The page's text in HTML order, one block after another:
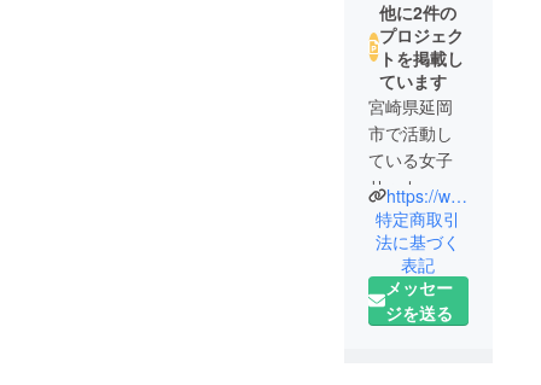
他に2件の
プロジェク
トを掲載し
ています
宮崎県延岡
市で活動し
ている女子
サッカー
チームです⚽️
小学生、中
学生、高校
生、OGで活
動してます♪
https://www.instagram.com/princess_camellia_fc/?hl=ja
特定商取引
法に基づく
表記
メッセー
ジを送る